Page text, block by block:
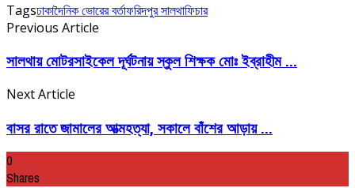
Tagsঢাকাদৈনিক ভোরের বর্তাফরিদপুর সালথাফিচার
Previous Article
সালথায় মোটরসাইকেল দূর্ঘটনায় স্কুল শিক্ষক মোঃ ইব্রাহীম ...
Next Article
বাসর রাতে জামালের আত্মহত্যা, সকালে বাঁশের আড়ায় ...
0
Shares